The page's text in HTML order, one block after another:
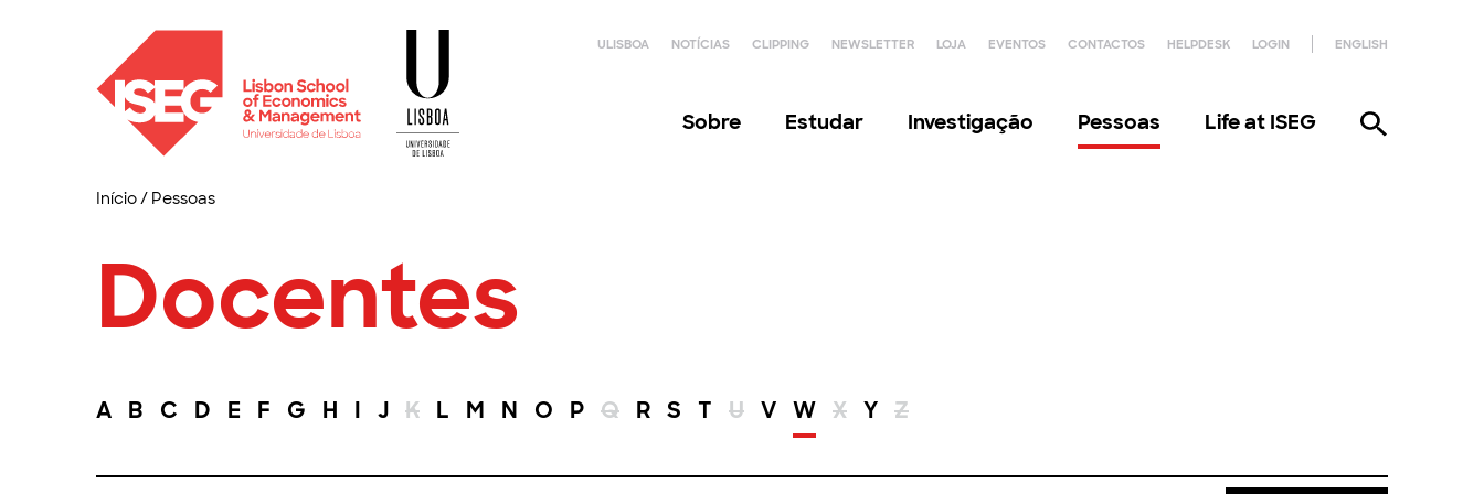
ULISBOA NOTÍCIAS CLIPPING NEWSLETTER LOJA EVENTOS CONTACTOS HELPDESK LOGIN ENGLISH
Sobre Estudar Investigação Pessoas Life at ISEG
Início/ Pessoas
Docentes
A B C D E F G H I J K L M N O P Q R S T U V W X Y Z